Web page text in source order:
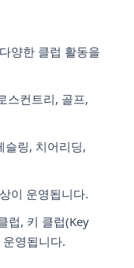
양한 클럽 활동을
스컨트리, 골프,
슬링, 치어리딩,
이 운영됩니다.
럽, 키 클럽(Key
영됩니다.